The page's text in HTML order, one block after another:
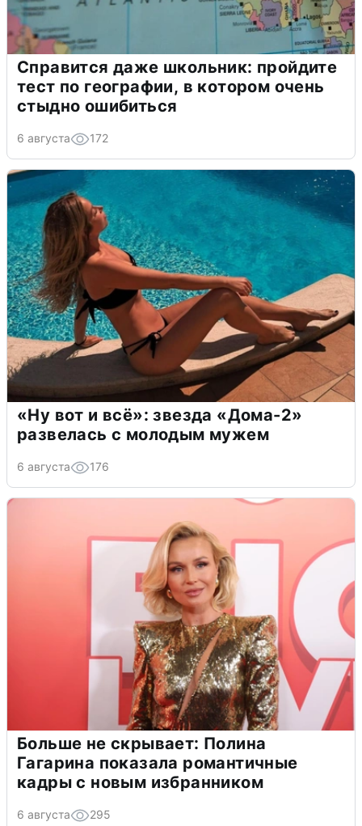
Справится даже школьник: пройдите
тест по географии, в котором очень
стыдно ошибиться
6 августа 172
«Ну вот и всё»: звезда «Дома-2»
развелась с молодым мужем
6 августа 176
Больше не скрывает: Полина
Гагарина показала романтичные
кадры с новым избранником
6 августа 295